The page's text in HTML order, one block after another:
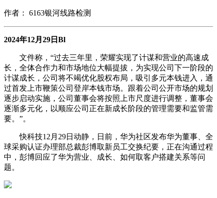
作者： 6163银河线路检测
2024年12月29日Bl
文件称，“过去三年里，荣耀实现了计谋和营业的高速成
长，全体合作力和市场地位大幅提拔，为实现公司下一阶段的
计谋成长，公司将不竭优化股权布局，吸引多元本钱进入，通
过首发上市鞭策公司登岸本钱市场。跟着公司公开市场的规划
逐步启动实施，公司董事会将按照上市尺度进行调整，董事会
逐渐多元化，以顺应公司正在新成长阶段的管理需要和监管需
要。”。
快科技12月29日动静，日前，华为社区发布华为董事、全
球采购认证办理部总裁彭博取新员工交换纪要，正在沟通过程
中，彭博回应了华为营业、成长、如何取客户搭建关系等问
题。